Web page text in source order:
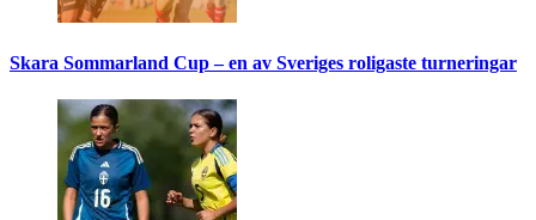
Skara Sommarland Cup – en av Sveriges roligaste turneringar